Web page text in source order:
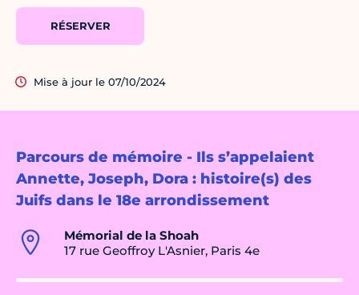
Parcours de mémoire - Ils s’appelaient
Annette, Joseph, Dora : histoire(s) des
Juifs dans le 18e arrondissement
Mémorial de la Shoah
17 rue Geoffroy L'Asnier, Paris 4e
RÉSERVER
Mise à jour le 07/10/2024